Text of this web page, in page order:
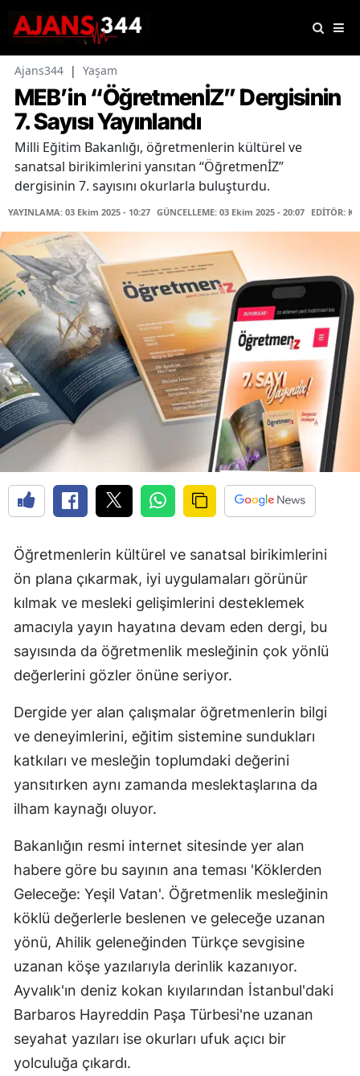
Ajans344 | Yaşam
MEB’in “ÖğretmenİZ” Dergisinin
7. Sayısı Yayınlandı
Milli Eğitim Bakanlığı, öğretmenlerin kültürel ve
sanatsal birikimlerini yansıtan “ÖğretmenİZ”
dergisinin 7. sayısını okurlarla buluşturdu.
YAYINLAMA: 03 Ekim 2025 - 10:27 GÜNCELLEME: 03 Ekim 2025 - 20:07 EDİTÖR:
Öğretmenlerin kültürel ve sanatsal birikimlerini
ön plana çıkarmak, iyi uygulamaları görünür
kılmak ve mesleki gelişimlerini desteklemek
amacıyla yayın hayatına devam eden dergi, bu
sayısında da öğretmenlik mesleğinin çok yönlü
değerlerini gözler önüne seriyor.
Dergide yer alan çalışmalar öğretmenlerin bilgi
ve deneyimlerini, eğitim sistemine sundukları
katkıları ve mesleğin toplumdaki değerini
yansıtırken aynı zamanda meslektaşlarına da
ilham kaynağı oluyor.
Bakanlığın resmi internet sitesinde yer alan
habere göre bu sayının ana teması 'Köklerden
Geleceğe: Yeşil Vatan'. Öğretmenlik mesleğinin
köklü değerlerle beslenen ve geleceğe uzanan
yönü, Ahilik geleneğinden Türkçe sevgisine
uzanan köşe yazılarıyla derinlik kazanıyor.
Ayvalık'ın deniz kokan kıyılarından İstanbul'daki
Barbaros Hayreddin Paşa Türbesi'ne uzanan
seyahat yazıları ise okurları ufuk açıcı bir
yolculuğa çıkardı.